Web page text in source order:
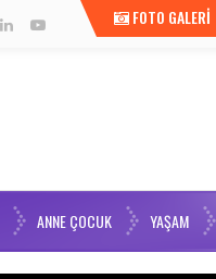
FOTO GALERİ
ANNE ÇOCUK YAŞAM